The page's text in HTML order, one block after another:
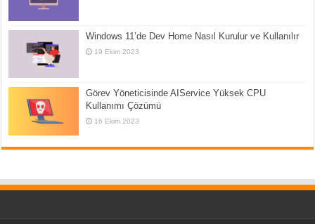
Windows 11’de Dev Home Nasıl Kurulur ve Kullanılır
19 Ekim 2023
Görev Yöneticisinde AIService Yüksek CPU
Kullanımı Çözümü
16 Ekim 2023